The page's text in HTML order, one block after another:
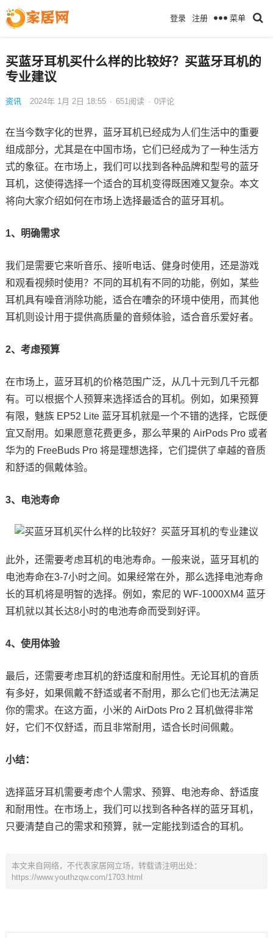
登录 注册 菜单
买蓝牙耳机买什么样的比较好？买蓝牙耳机的
专业建议
资讯 2024年 1月 2日 18:55 · 651 阅读 · 0评论
在当今数字化的世界，蓝牙耳机已经成为人们生活中的重要
组成部分，尤其是在中国市场，它们已经成为了一种生活方
式的象征。在市场上，我们可以找到各种品牌和型号的蓝牙
耳机，这使得选择一个适合的耳机变得既困难又复杂。本文
将向大家介绍如何在市场上选择最适合的蓝牙耳机。
1、明确需求
我们是需要它来听音乐、接听电话、健身时使用，还是游戏
和观看视频时使用？不同的耳机有不同的功能，例如，某些
耳机具有噪音消除功能，适合在嘈杂的环境中使用，而其他
耳机则设计用于提供高质量的音频体验，适合音乐爱好者。
2、考虑预算
在市场上，蓝牙耳机的价格范围广泛，从几十元到几千元都
有。可以根据个人预算来选择适合的耳机。例如，如果预算
有限，魅族 EP52 Lite 蓝牙耳机就是一个不错的选择，它既便
宜又耐用。如果愿意花费更多，那么苹果的 AirPods Pro 或者
华为的 FreeBuds Pro 将是理想选择，它们提供了卓越的音质
和舒适的佩戴体验。
3、电池寿命
此外，还需要考虑耳机的电池寿命。一般来说，蓝牙耳机的
电池寿命在3-7小时之间。如果经常在外，那么选择电池寿命
长的耳机将是明智的选择。例如，索尼的 WF-1000XM4 蓝牙
耳机就以其长达8小时的电池寿命而受到好评。
4、使用体验
最后，还需要考虑耳机的舒适度和耐用性。无论耳机的音质
有多好，如果佩戴不舒适或者不耐用，那么它们也无法满足
你的需求。在这方面，小米的 AirDots Pro 2 耳机做得非常
好，它们不仅舒适，而且非常耐用，适合长时间佩戴。
小结：
选择蓝牙耳机需要考虑个人需求、预算、电池寿命、舒适度
和耐用性。在市场上，我们可以找到各种各样的蓝牙耳机，
只要清楚自己的需求和预算，就一定能找到适合的耳机。
本文来自网络，不代表家居网立场，转载请注明出处：
https://www.youthzqw.com/1703.html